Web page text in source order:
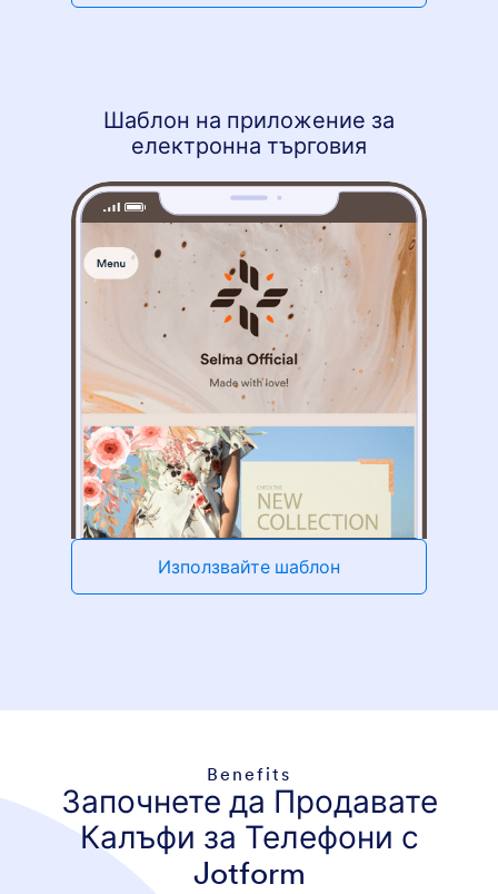
Шаблон на приложение за
електронна търговия
Използвайте шаблон
Benefits
Започнете да Продавате
Калъфи за Телефони с
Jotform